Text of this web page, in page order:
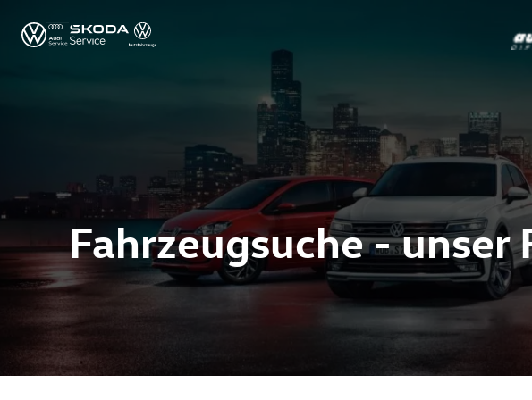
Fahrzeugsuche - unser